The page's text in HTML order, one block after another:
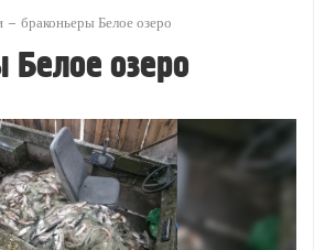
браконьеры Белое озеро
Белое озеро